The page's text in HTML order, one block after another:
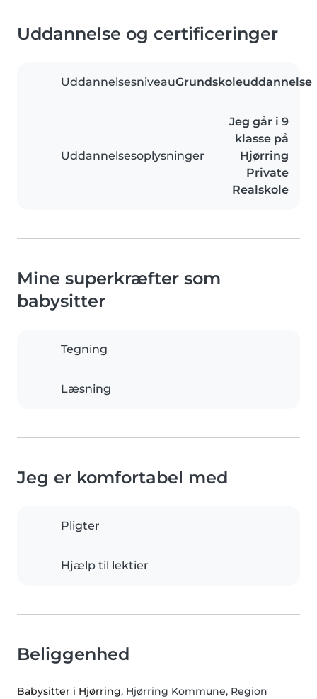
Uddannelse og certificeringer
UddannelsesniveauGrundskoleuddannelse
Uddannelsesoplysninger
Jeg går i 9
klasse på
Hjørring
Private
Realskole
Mine superkræfter som
babysitter
Tegning
Læsning
Jeg er komfortabel med
Pligter
Hjælp til lektier
Beliggenhed
Babysitter i Hjørring, Hjørring Kommune, Region